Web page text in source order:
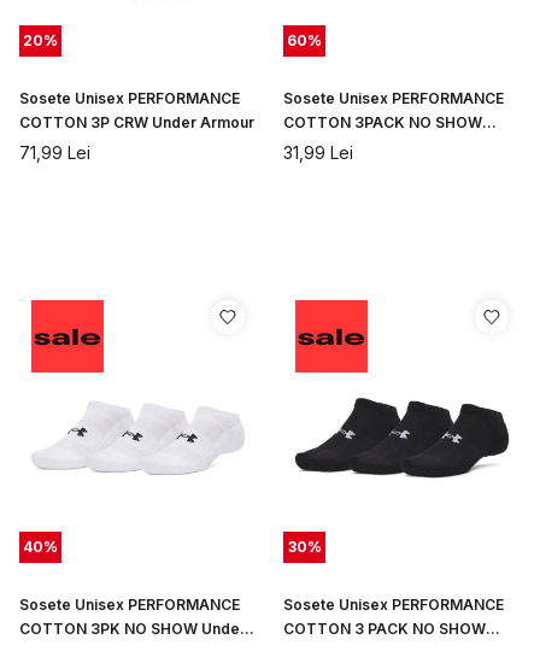
20%
Sosete Unisex PERFORMANCE
COTTON 3P CRW Under Armour
71,99 Lei
60%
Sosete Unisex PERFORMANCE
COTTON 3PACK NO SHOW
Under Armour
31,99 Lei
40%
Sosete Unisex PERFORMANCE
COTTON 3PK NO SHOW Under
30%
Sosete Unisex PERFORMANCE
COTTON 3 PACK NO SHOW